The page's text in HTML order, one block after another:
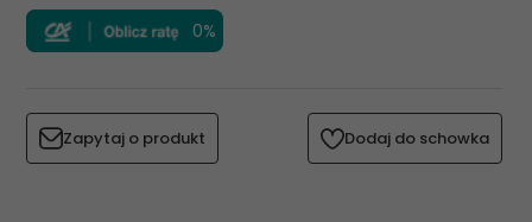
0%
Zapytaj o produkt Dodaj do schowka